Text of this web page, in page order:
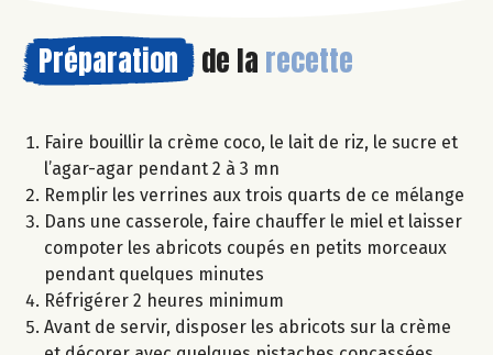
Préparation de la recette
Faire bouillir la crème coco, le lait de riz, le sucre et
l’agar-agar pendant 2 à 3 mn
Remplir les verrines aux trois quarts de ce mélange
Dans une casserole, faire chauffer le miel et laisser
compoter les abricots coupés en petits morceaux
pendant quelques minutes
Réfrigérer 2 heures minimum
Avant de servir, disposer les abricots sur la crème